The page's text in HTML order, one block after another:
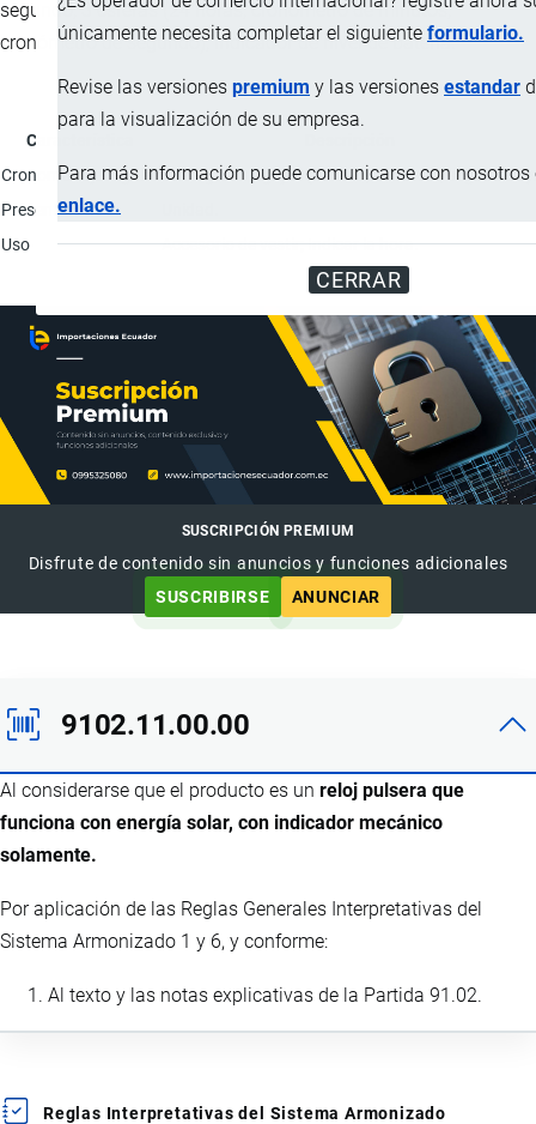
únicamente necesita completar el siguiente formulario.
Revise las versiones premium y las versiones estandar
para la visualización de su empresa.
Para más información puede comunicarse con nosotros
enlace.
CERRAR
segundo; 3 esferas (24 horas, cronómetro de minutos,
cronómetro de segundo); indicador de nivel de batería.
Característica
Cronometraje regularAnalógica 3 agujas (horario, minutero, segundero).
Presentación
Uso
Accesorio de vestir; Indicar la hora.
SUSCRIPCIÓN PREMIUM
Disfrute de contenido sin anuncios y funciones adicionales
SUSCRIBIRSE
ANUNCIAR
9102.11.00.00
Al considerarse que el producto es un reloj pulsera que
funciona con energía solar, con indicador mecánico
solamente.
Por aplicación de las Reglas Generales Interpretativas del
Sistema Armonizado 1 y 6, y conforme:
Al texto y las notas explicativas de la Partida 91.02.
Reglas Interpretativas del Sistema Armonizado